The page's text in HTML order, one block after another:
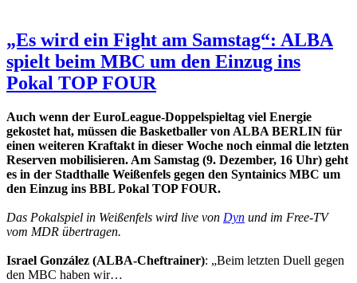
„Es wird ein Fight am Samstag“: ALBA
spielt beim MBC um den Einzug ins
Pokal TOP FOUR
Auch wenn der EuroLeague-Doppelspieltag viel Energie
gekostet hat, müssen die Basketballer von ALBA BERLIN für
einen weiteren Kraftakt in dieser Woche noch einmal die letzten
Reserven mobilisieren. Am Samstag (9. Dezember, 16 Uhr) geht
es in der Stadthalle Weißenfels gegen den Syntainics MBC um
den Einzug ins BBL Pokal TOP FOUR.
Das Pokalspiel in Weißenfels wird live von Dyn und im Free-TV
vom MDR übertragen.
Israel González (ALBA-Cheftrainer): „Beim letzten Duell gegen
den MBC haben wir…